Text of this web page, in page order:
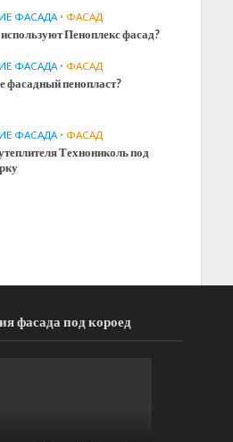
ФАСАДА • ФАСАД
Пеноплекс фасад?
ФАСАДА • ФАСАД
фасадный пенопласт?
ФАСАДА • ФАСАД
Технониколь под
фасада под короед